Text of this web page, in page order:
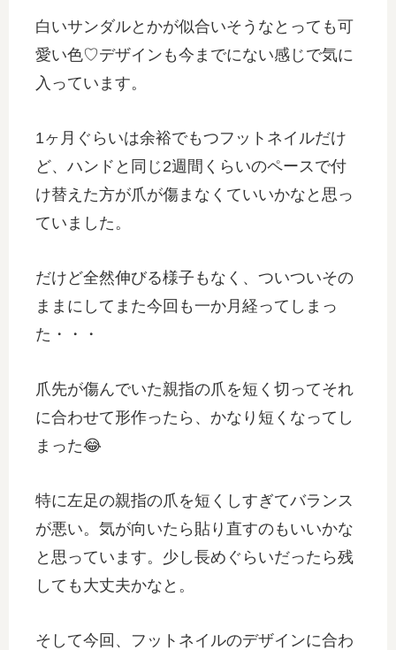
白いサンダルとかが似合いそうなとっても可
愛い色♡デザインも今までにない感じで気に
入っています。
1ヶ月ぐらいは余裕でもつフットネイルだけ
ど、ハンドと同じ2週間くらいのペースで付
け替えた方が爪が傷まなくていいかなと思っ
ていました。
だけど全然伸びる様子もなく、ついついその
ままにしてまた今回も一か月経ってしまっ
た・・・
爪先が傷んでいた親指の爪を短く切ってそれ
に合わせて形作ったら、かなり短くなってし
まった😂
特に左足の親指の爪を短くしすぎてバランス
が悪い。気が向いたら貼り直すのもいいかな
と思っています。少し長めぐらいだったら残
しても大丈夫かなと。
そして今回、フットネイルのデザインに合わ